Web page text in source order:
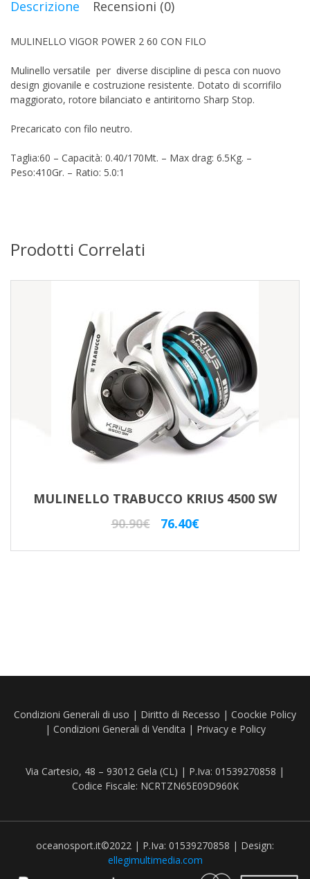
Descrizione Recensioni (0)
MULINELLO VIGOR POWER 2 60 CON FILO
Mulinello versatile per diverse discipline di pesca con nuovo
design giovanile e costruzione resistente. Dotato di scorrifilo
maggiorato, rotore bilanciato e antiritorno Sharp Stop.
Precaricato con filo neutro.
Taglia:60 – Capacità: 0.40/170Mt. – Max drag: 6.5Kg. –
Peso:410Gr. – Ratio: 5.0:1
Prodotti Correlati
MULINELLO TRABUCCO KRIUS 4500 SW
90.90€
Il
76.40€Il
Condizioni Generali di uso | Diritto di Recesso | Coockie Policy
| Condizioni Generali di Vendita | Privacy e Policy
Via Cartesio, 48 – 93012 Gela (CL) | P.Iva: 01539270858 |
Codice Fiscale: NCRTZN65E09D960K
oceanosport.it©2022 | P.Iva: 01539270858 | Design:
ellegimultimedia.com